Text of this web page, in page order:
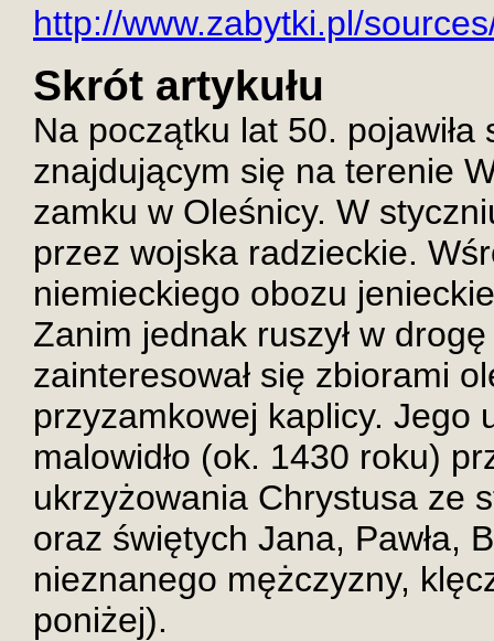
http://www.zabytki.pl/
Skrót artykułu
Na początku lat 50.
znajdującym się na terenie
zamku w Oleśnicy. W
przez wojska radzieckie.
niemieckiego obozu
Zanim jednak ruszył w
zainteresował się zbiorami
przyzamkowej kaplicy. Jego
malowidło (ok. 1430 roku)
ukrzyżowania Chrystusa ze
oraz świętych Jana, Pawła,
nieznanego mężczyzny,
poniżej).